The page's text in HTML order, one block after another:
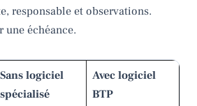
responsable et observations.
une échéance.
Sans logiciel
spécialisé
Avec logiciel
BTP